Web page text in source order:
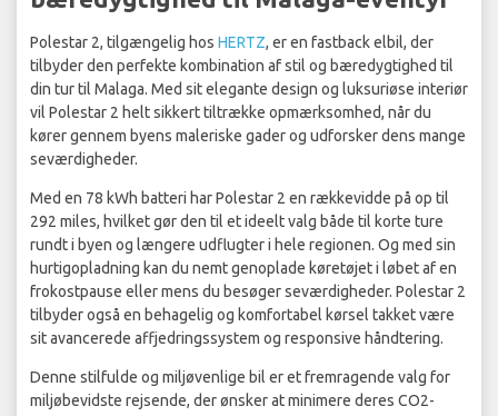
Polestar 2, tilgængelig hos HERTZ, er en fastback elbil, der
tilbyder den perfekte kombination af stil og bæredygtighed til
din tur til Malaga. Med sit elegante design og luksuriøse interiør
vil Polestar 2 helt sikkert tiltrække opmærksomhed, når du
kører gennem byens maleriske gader og udforsker dens mange
seværdigheder.
Med en 78 kWh batteri har Polestar 2 en rækkevidde på op til
292 miles, hvilket gør den til et ideelt valg både til korte ture
rundt i byen og længere udflugter i hele regionen. Og med sin
hurtigopladning kan du nemt genoplade køretøjet i løbet af en
frokostpause eller mens du besøger seværdigheder. Polestar 2
tilbyder også en behagelig og komfortabel kørsel takket være
sit avancerede affjedringssystem og responsive håndtering.
Denne stilfulde og miljøvenlige bil er et fremragende valg for
miljøbevidste rejsende, der ønsker at minimere deres CO2-